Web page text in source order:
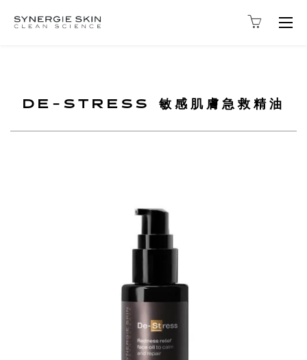
DE-STRESS 敏感肌膚急救精油